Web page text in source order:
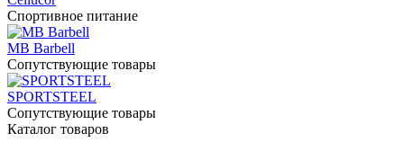
Спортивное питание
MB Barbell
Сопутствующие товары
SPORTSTEEL
Сопутствующие товары
Каталог товаров